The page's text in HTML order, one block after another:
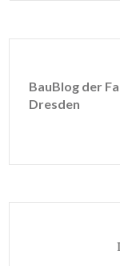
BauBlog der
Dresden